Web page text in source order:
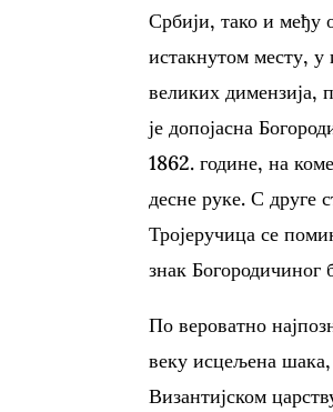
Србији, тако и међу
истакнутом месту, у
великих димензија,
је допојасна
1862. године, на
десне руке. С друге
Тројеручица се
знак Богородичиног
По вероватно
веку исцељена шака,
Византијском